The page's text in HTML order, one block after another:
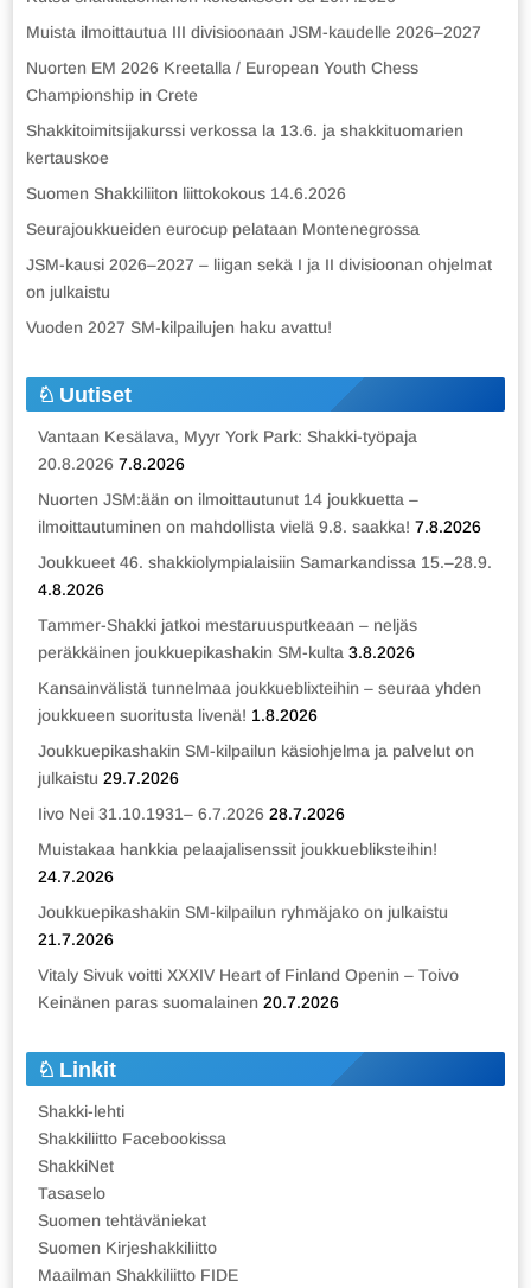
Muista ilmoittautua III divisioonaan JSM-kaudelle 2026–2027
Nuorten EM 2026 Kreetalla / European Youth Chess
Championship in Crete
Shakkitoimitsijakurssi verkossa la 13.6. ja shakkituomarien
kertauskoe
Suomen Shakkiliiton liittokokous 14.6.2026
Seurajoukkueiden eurocup pelataan Montenegrossa
JSM-kausi 2026–2027 – liigan sekä I ja II divisioonan ohjelmat
on julkaistu
Vuoden 2027 SM-kilpailujen haku avattu!
Uutiset
Vantaan Kesälava, Myyr York Park: Shakki-työpaja
20.8.2026 7.8.2026
Nuorten JSM:ään on ilmoittautunut 14 joukkuetta –
ilmoittautuminen on mahdollista vielä 9.8. saakka! 7.8.2026
Joukkueet 46. shakkiolympialaisiin Samarkandissa 15.–28.9.
4.8.2026
Tammer-Shakki jatkoi mestaruusputkeaan – neljäs
peräkkäinen joukkuepikashakin SM-kulta 3.8.2026
Kansainvälistä tunnelmaa joukkueblixteihin – seuraa yhden
joukkueen suoritusta livenä! 1.8.2026
Joukkuepikashakin SM-kilpailun käsiohjelma ja palvelut on
julkaistu 29.7.2026
Iivo Nei 31.10.1931– 6.7.2026 28.7.2026
Muistakaa hankkia pelaajalisenssit joukkuebliksteihin!
24.7.2026
Joukkuepikashakin SM-kilpailun ryhmäjako on julkaistu
21.7.2026
Vitaly Sivuk voitti XXXIV Heart of Finland Openin – Toivo
Keinänen paras suomalainen 20.7.2026
Linkit
Shakki-lehti
Shakkiliitto Facebookissa
ShakkiNet
Tasaselo
Suomen tehtäväniekat
Suomen Kirjeshakkiliitto
Maailman Shakkiliitto FIDE